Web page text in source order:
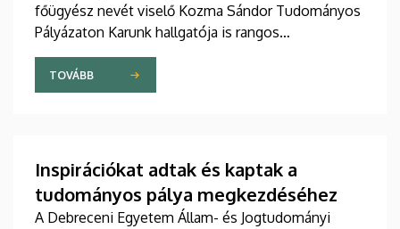
főügyész nevét viselő Kozma Sándor Tudományos
Pályázaton Karunk hallgatója is rangos
elismerésben részesült.
TOVÁBB
Inspirációkat adtak és kaptak a
tudományos pálya megkezdéséhez
A Debreceni Egyetem Állam- és Jogtudományi